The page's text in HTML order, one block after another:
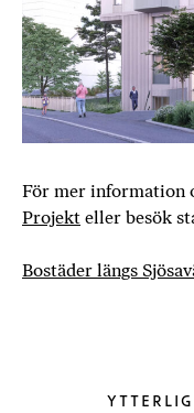
För mer information
Projekt eller besök
Bostäder längs